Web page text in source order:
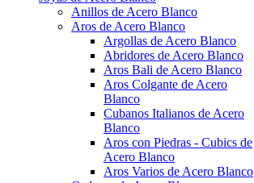
Anillos de Acero Blanco
Aros de Acero Blanco
Argollas de Acero Blanco
Abridores de Acero Blanco
Aros Bali de Acero Blanco
Aros Colgante de Acero
Blanco
Cubanos Italianos de Acero
Blanco
Aros con Piedras - Cubics de
Acero Blanco
Aros Varios de Acero Blanco